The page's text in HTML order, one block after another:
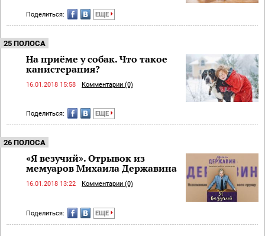
Поделиться: ЕЩЕ
25 ПОЛОСА
На приёме у собак. Что такое
канистерапия?
16.01.2018 15:58 Комментарии (0)
Поделиться: ЕЩЕ
26 ПОЛОСА
«Я везучий». Отрывок из
мемуаров Михаила Державина
16.01.2018 13:22 Комментарии (0)
Поделиться: ЕЩЕ